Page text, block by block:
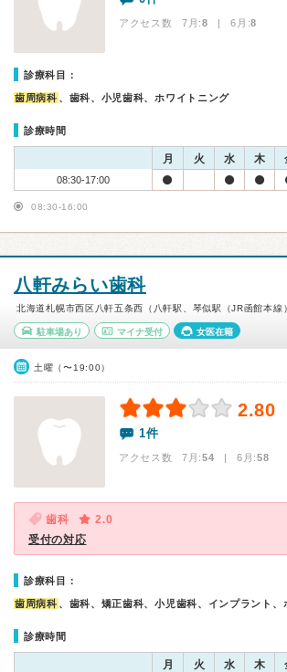
アクセス数 7月:8 | 6月:8
診療科目：
歯周病科 、歯科、小児歯科、ホワイトニング
診療時間
月 火 水 木
08:30-17:00
08:30-16:00
八軒みらい歯科
北海道札幌市西区八軒五条西（八軒駅、琴似駅（JR函館本線
駐車場あり マイナ受付 女医在籍
土曜（〜19:00）
2.80
1件
アクセス数 7月:54 | 6月:58
歯科
2.0
受付の対応
診療科目：
歯周病科 、歯科、矯正歯科、小児歯科、インプラント、
診療時間
月 火 水 木